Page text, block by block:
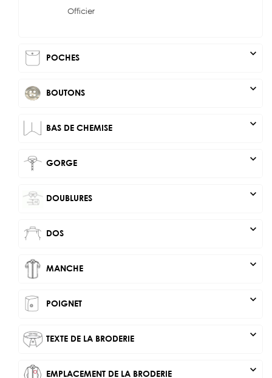
Officier
POCHES expand_more
BOUTONS expand_more
BAS DE CHEMISE expand_more
GORGE expand_more
DOUBLURES expand_more
DOS expand_more
MANCHE expand_more
POIGNET expand_more
TEXTE DE LA BRODERIE expand_more
EMPLACEMENT DE LA BRODERIE expand_more